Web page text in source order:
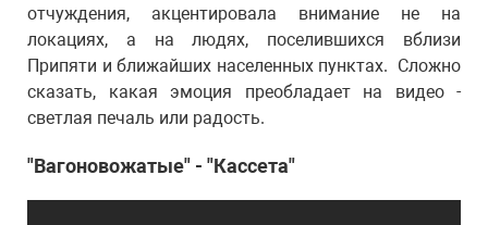
отчуждения, акцентировала внимание не на
локациях, а на людях, поселившихся вблизи
Припяти и ближайших населенных пунктах. Сложно
сказать, какая эмоция преобладает на видео -
светлая печаль или радость.
"Вагоновожатые" - "Кассета"